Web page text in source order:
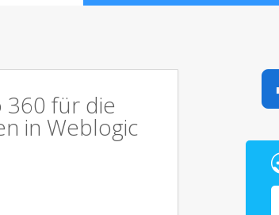
360 für die
in Weblogic